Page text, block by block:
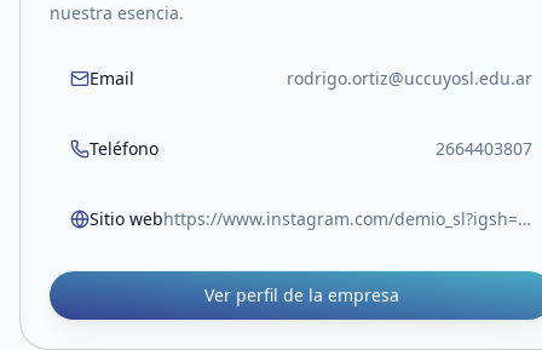
nuestra esencia.
Email rodrigo.ortiz@uccuyosl.edu.ar
Teléfono 2664403807
Sitio web https://www.instagram.com/demio_sl?igsh=dGVubG1keWNtaG0w
Ver perfil de la empresa